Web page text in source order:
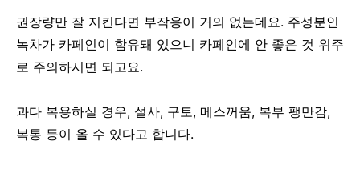
권장량만 잘 지킨다면 부작용이 거의 없는데요. 주성분인
녹차가 카페인이 함유돼 있으니 카페인에 안 좋은 것 위주
로 주의하시면 되고요.
과다 복용하실 경우, 설사, 구토, 메스꺼움, 복부 팽만감,
복통 등이 올 수 있다고 합니다.